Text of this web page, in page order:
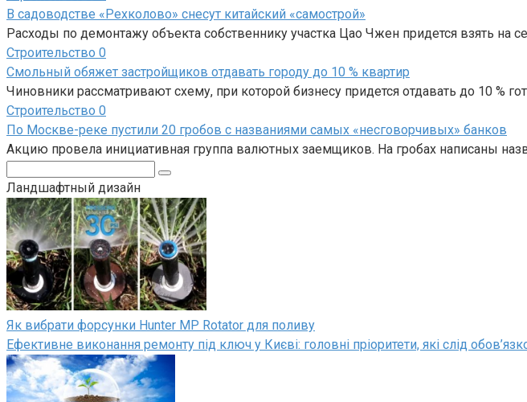
В садоводстве «Рехколово» снесут китайский «самострой»
Расходы по демонтажу объекта собственнику участка Цао Чжен придется взять на
Строительство 0
Смольный обяжет застройщиков отдавать городу до 10 % квартир
Чиновники рассматривают схему, при которой бизнесу придется отдавать до 10 %
Строительство 0
По Москве-реке пустили 20 гробов с названиями самых «несговорчивых» банков
Акцию провела инициативная группа валютных заемщиков. На гробах написаны
Ландшафтный дизайн
Як вибрати форсунки Hunter MP Rotator для поливу
Ефективне виконання ремонту під ключ у Києві: головні пріоритети, які слід